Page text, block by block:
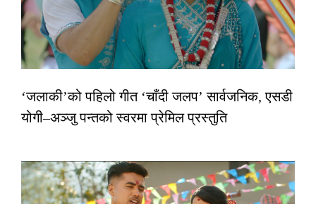
‘जलाकी’को पहिलो गीत ‘चाँदी जलप’ सार्वजनिक, एसडी
योगी–अञ्जु पन्तको स्वरमा प्रेमिल प्रस्तुति